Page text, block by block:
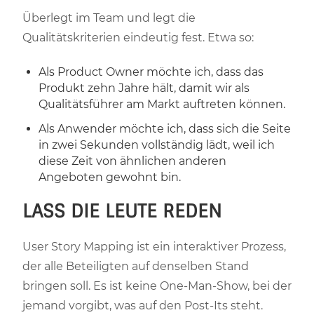
Überlegt im Team und legt die
Qualitätskriterien eindeutig fest. Etwa so:
Als Product Owner möchte ich, dass das
Produkt zehn Jahre hält, damit wir als
Qualitätsführer am Markt auftreten können.
Als Anwender möchte ich, dass sich die Seite
in zwei Sekunden vollständig lädt, weil ich
diese Zeit von ähnlichen anderen
Angeboten gewohnt bin.
LASS DIE LEUTE REDEN
User Story Mapping ist ein interaktiver Prozess,
der alle Beteiligten auf denselben Stand
bringen soll. Es ist keine One-Man-Show, bei der
jemand vorgibt, was auf den Post-Its steht.